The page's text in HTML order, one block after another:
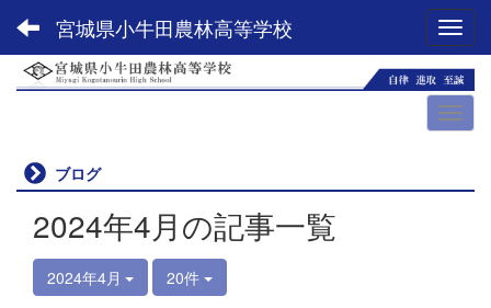
宮城県小牛田農林高等学校
ブログ
2024年4月の記事一覧
2024年4月 20件